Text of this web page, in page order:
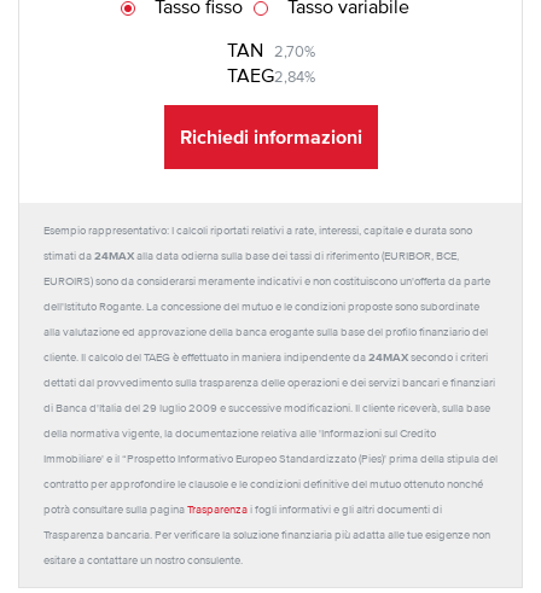
TAN 2,70%
TAEG2,84%
Tasso fisso Tasso variabile
Richiedi informazioni
Esempio rappresentativo: I calcoli riportati relativi a rate, interessi, capitale e durata sono
stimati da 24MAX alla data odierna sulla base dei tassi di riferimento (EURIBOR, BCE,
EUROIRS) sono da considerarsi meramente indicativi e non costituiscono un'offerta da parte
dell'Istituto Rogante. La concessione del mutuo e le condizioni proposte sono subordinate
alla valutazione ed approvazione della banca erogante sulla base del profilo finanziario del
cliente. Il calcolo del TAEG è effettuato in maniera indipendente da 24MAX secondo i criteri
dettati dal provvedimento sulla trasparenza delle operazioni e dei servizi bancari e finanziari
di Banca d'Italia del 29 luglio 2009 e successive modificazioni. Il cliente riceverà, sulla base
della normativa vigente, la documentazione relativa alle 'Informazioni sul Credito
Immobiliare' e il “Prospetto Informativo Europeo Standardizzato (Pies)' prima della stipula del
contratto per approfondire le clausole e le condizioni definitive del mutuo ottenuto nonché
potrà consultare sulla pagina Trasparenza i fogli informativi e gli altri documenti di
Trasparenza bancaria. Per verificare la soluzione finanziaria più adatta alle tue esigenze non
esitare a contattare un nostro consulente.